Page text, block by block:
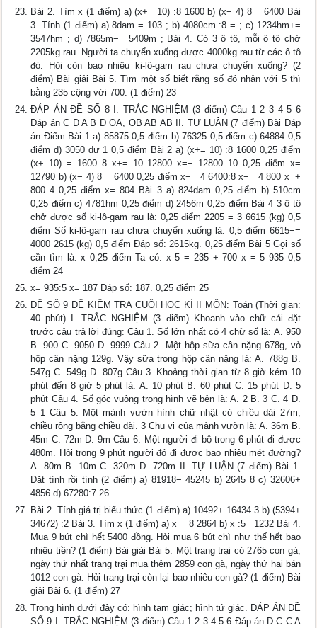
Bài 2. Tìm x (1 điểm) a) (x+= 10) :8 1600 b) (x− 4) 8 = 6400 Bài
3. Tính (1 điểm) a) 8dam = 103 ; b) 4080cm :8 = ; c) 1234hm+=
3547hm ; d) 7865m−= 5409m ; Bài 4. Có 3 ô tô, mỗi ô tô chở
2205kg rau. Người ta chuyển xuống được 4000kg rau từ các ô tô
đó. Hỏi còn bao nhiêu ki-lô-gam rau chưa chuyển xuống? (2
điểm) Bài giải Bài 5. Tìm một số biết rằng số đó nhân với 5 thì
bằng 235 cộng với 700. (1 điểm) 23
ĐÁP ÁN ĐỀ SỐ 8 I. TRẮC NGHIỆM (3 điểm) Câu 1 2 3 4 5 6
Đáp án C D A B D OA, OB AB AB II. TỰ LUẬN (7 điểm) Bài Đáp
án Điểm Bài 1 a) 85875 0,5 điểm b) 76325 0,5 điểm c) 64884 0,5
điểm d) 3050 dư 1 0,5 điểm Bài 2 a) (x+= 10) :8 1600 0,25 điểm
(x+ 10) = 1600 8 x+= 10 12800 x=− 12800 10 0,25 điểm x=
12790 b) (x− 4) 8 = 6400 0,25 điểm x−= 4 6400:8 x−= 4 800 x=+
800 4 0,25 điểm x= 804 Bài 3 a) 824dam 0,25 điểm b) 510cm
0,25 điểm c) 4781hm 0,25 điểm d) 2456m 0,25 điểm Bài 4 3 ô tô
chở được số ki-lô-gam rau là: 0,25 điểm 2205 = 3 6615 (kg) 0,5
điểm Số ki-lô-gam rau chưa chuyển xuống là: 0,5 điểm 6615−=
4000 2615 (kg) 0,5 điểm Đáp số: 2615kg. 0,25 điểm Bài 5 Gọi số
cần tìm là: x 0,25 điểm Ta có: x 5 = 235 + 700 x = 5 935 0,5
điểm 24
x= 935:5 x= 187 Đáp số: 187. 0,25 điểm 25
ĐỀ SỐ 9 ĐỀ KIỂM TRA CUỐI HỌC KÌ II MÔN: Toán (Thời gian:
40 phút) I. TRẮC NGHIỆM (3 điểm) Khoanh vào chữ cái đặt
trước câu trả lời đúng: Câu 1. Số lớn nhất có 4 chữ số là: A. 950
B. 900 C. 9050 D. 9999 Câu 2. Một hộp sữa cân nặng 678g, vỏ
hộp cân nặng 129g. Vậy sữa trong hộp cân nặng là: A. 788g B.
547g C. 549g D. 807g Câu 3. Khoảng thời gian từ 8 giờ kém 10
phút đến 8 giờ 5 phút là: A. 10 phút B. 60 phút C. 15 phút D. 5
phút Câu 4. Số góc vuông trong hình vẽ bên là: A. 2 B. 3 C. 4 D.
5 1 Câu 5. Một mảnh vườn hình chữ nhật có chiều dài 27m,
chiều rộng bằng chiều dài. 3 Chu vi của mảnh vườn là: A. 36m B.
45m C. 72m D. 9m Câu 6. Một người đi bộ trong 6 phút đi được
480m. Hỏi trong 9 phút người đó đi được bao nhiêu mét đường?
A. 80m B. 10m C. 320m D. 720m II. TỰ LUẬN (7 điểm) Bài 1.
Đặt tính rồi tính (2 điểm) a) 81918− 45245 b) 2645 8 c) 32606+
4856 d) 67280:7 26
Bài 2. Tính giá trị biểu thức (1 điểm) a) 10492+ 16434 3 b) (5394+
34672) :2 Bài 3. Tìm x (1 điểm) a) x = 8 2864 b) x :5= 1232 Bài 4.
Mua 9 bút chì hết 5400 đồng. Hỏi mua 6 bút chì như thế hết bao
nhiêu tiền? (1 điểm) Bài giải Bài 5. Một trang trại có 2765 con gà,
ngày thứ nhất trang trại mua thêm 2859 con gà, ngày thứ hai bán
1012 con gà. Hỏi trang trại còn lại bao nhiêu con gà? (1 điểm) Bài
giải Bài 6. (1 điểm) 27
Trong hình dưới đây có: hình tam giác; hình tứ giác. ĐÁP ÁN ĐỀ
SỐ 9 I. TRẮC NGHIỆM (3 điểm) Câu 1 2 3 4 5 6 Đáp án D C C A